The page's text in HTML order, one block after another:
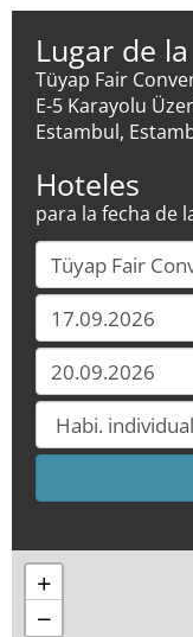
Lugar de
Tüyap Fair
E-5 Karayolu
Estambul,
Hoteles
para la fecha de
+
−